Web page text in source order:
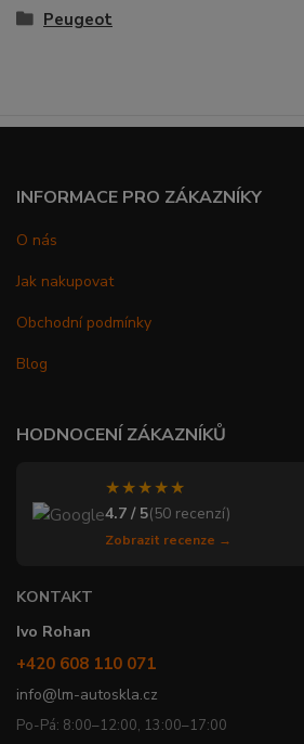
Peugeot
INFORMACE PRO ZÁKAZNÍKY
O nás
Jak nakupovat
Obchodní podmínky
Blog
HODNOCENÍ ZÁKAZNÍKŮ
★★★★★
4.7 / 5(50 recenzí)
Zobrazit recenze →
KONTAKT
Ivo Rohan
+420 608 110 071
info@lm-autoskla.cz
Po-Pá: 8:00–12:00, 13:00–17:00